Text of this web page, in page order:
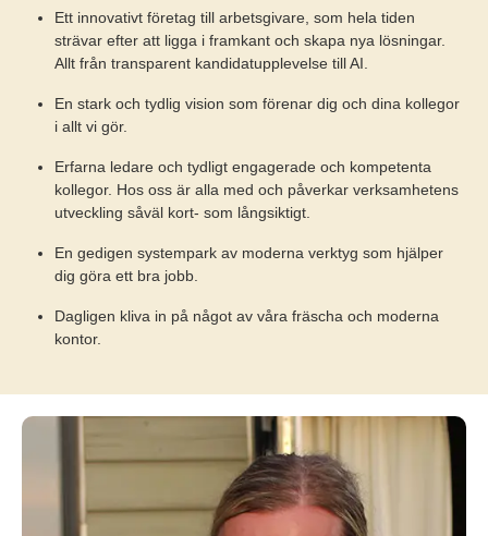
Ett innovativt företag till arbetsgivare, som hela tiden
strävar efter att ligga i framkant och skapa nya lösningar.
Allt från transparent kandidatupplevelse till AI.
En stark och tydlig vision som förenar dig och dina kollegor
i allt vi gör.
Erfarna ledare och tydligt engagerade och kompetenta
kollegor. Hos oss är alla med och påverkar verksamhetens
utveckling såväl kort- som långsiktigt.
En gedigen systempark av moderna verktyg som hjälper
dig göra ett bra jobb.
Dagligen kliva in på något av våra fräscha och moderna
kontor.